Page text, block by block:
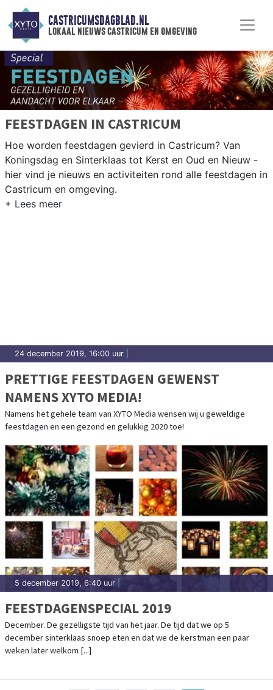
CASTRICUMSDAGBLAD.NL
lokaal nieuws castricum en omgeving
FEESTDAGEN IN CASTRICUM
Hoe worden feestdagen gevierd in Castricum? Van
Koningsdag en Sinterklaas tot Kerst en Oud en Nieuw -
hier vind je nieuws en activiteiten rond alle feestdagen in
Castricum en omgeving.
24 december 2019, 16:00 uur
PRETTIGE FEESTDAGEN GEWENST
NAMENS XYTO MEDIA!
Namens het gehele team van XYTO Media wensen wij u geweldige
feestdagen en een gezond en gelukkig 2020 toe!
5 december 2019, 6:40 uur
FEESTDAGENSPECIAL 2019
December. De gezelligste tijd van het jaar. De tijd dat we op 5
december sinterklaas snoep eten en dat we de kerstman een paar
weken later welkom [...]